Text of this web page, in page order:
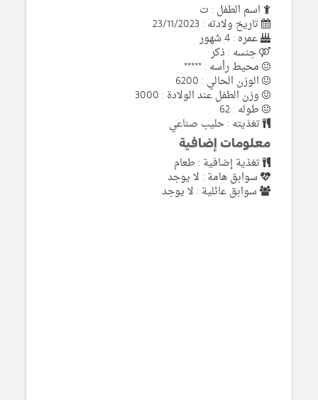
اسم الطفل : ت
تاريخ ولادته : 23/11/2023
عمره : 4 شهور
جنسه : ذكر
محيط رأسه : *****
الوزن الحالي : 6200
وزن الطفل عند الولادة : 3000
طوله : 62
تغذيته : حليب صناعي
معلومات إضافية
تغذية إضافية : طعام
سوابق هامة : لا يوجد
سوابق عائلية : لا يوجد